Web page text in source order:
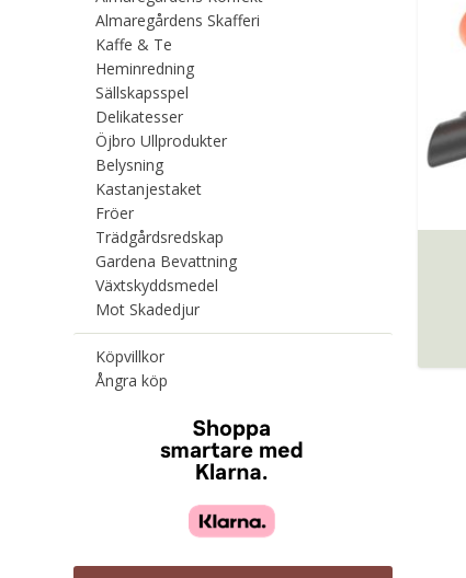
Almaregårdens Skafferi
Kaffe & Te
Heminredning
Sällskapsspel
Delikatesser
Öjbro Ullprodukter
Belysning
Kastanjestaket
Fröer
Trädgårdsredskap
Gardena Bevattning
Växtskyddsmedel
Mot Skadedjur
Köpvillkor
Ångra köp